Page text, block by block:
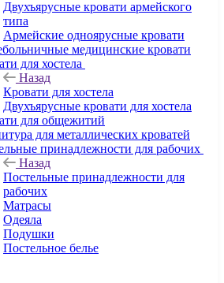
Двухъярусные кровати армейского
типа
Армейские одноярусные кровати
медицинские кровати
для хостела
Назад
Кровати для хостела
Двухъярусные кровати для хостела
для общежитий
для металлических кроватей
принадлежности для рабочих
Назад
Постельные принадлежности для
рабочих
Матрасы
Одеяла
Подушки
Постельное белье